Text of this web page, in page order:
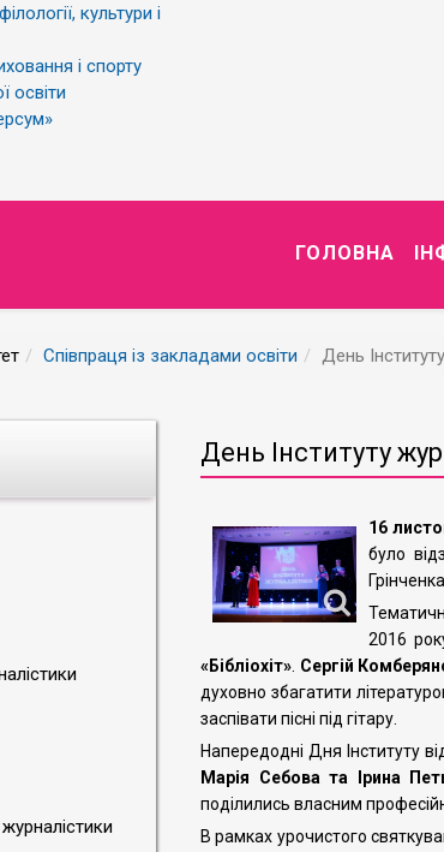
культури і
і спорту
освіти
ГОЛОВНА
Співпраця із закладами освіти День
День Інституту
16
було
Грінченка.
2016
«Бібліохіт» Сергій
духовно збагатити
заспівати пісні під гітару.
Напередодні Дня Інституту
Марія Себова та Ірина
поділились власним
В рамках урочистого